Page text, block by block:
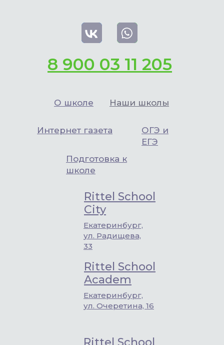
8 900 03 11 205
Rittel School
City
Екатеринбург,
ул. Радищева,
33
Rittel School
Academ
Екатеринбург,
ул. Очеретина, 16
Rittel School
Интернет газета
ОГЭ и
ЕГЭ
Наши школы
О школе
Подготовка к
школе